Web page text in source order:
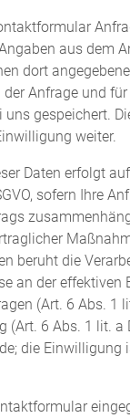
aus dem
dort
Anfrage und
gespeichert.
weiter.
Daten erfolgt
sofern Ihre
beruht die
an der effektiven
(Art. 6 Abs. 1
(Art. 6 Abs. 1 lit. a
die Einwilligung